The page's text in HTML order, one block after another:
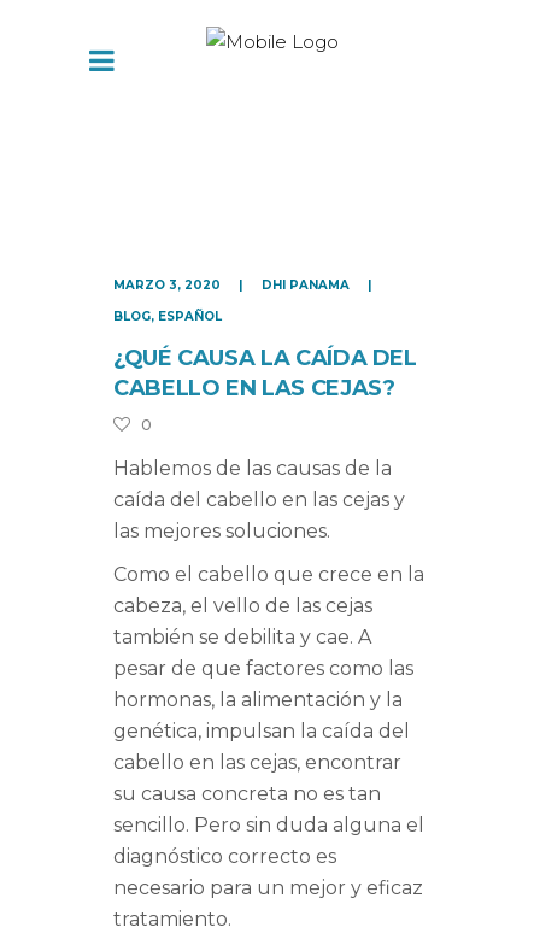
MARZO 3, 2020
DHI PANAMA
BLOG, ESPAÑOL
¿QUÉ CAUSA LA CAÍDA DEL
CABELLO EN LAS CEJAS?
0
Hablemos de las causas de la
caída del cabello en las cejas y
las mejores soluciones.
Como el cabello que crece en la
cabeza, el vello de las cejas
también se debilita y cae. A
pesar de que factores como las
hormonas, la alimentación y la
genética, impulsan la caída del
cabello en las cejas, encontrar
su causa concreta no es tan
sencillo. Pero sin duda alguna el
diagnóstico correcto es
necesario para un mejor y eficaz
tratamiento.